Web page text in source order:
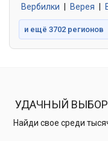
Вербилки
Верея
и ещё 3702 регионов
УДАЧНЫЙ
Найди свое среди